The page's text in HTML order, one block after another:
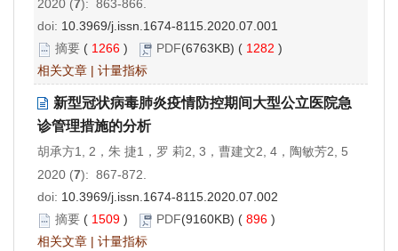
2020 (7): 863-866.
doi: 10.3969/j.issn.1674-8115.2020.07.001
摘要 ( 1266 ) PDF(6763KB) ( 1282 )
相关文章 | 计量指标
新型冠状病毒肺炎疫情防控期间大型公立医院急
诊管理措施的分析
胡承方1, 2，朱 捷1，罗 莉2, 3，曹建文2, 4，陶敏芳2, 5
2020 (7): 867-872.
doi: 10.3969/j.issn.1674-8115.2020.07.002
摘要 ( 1509 ) PDF(9160KB) ( 896 )
相关文章 | 计量指标